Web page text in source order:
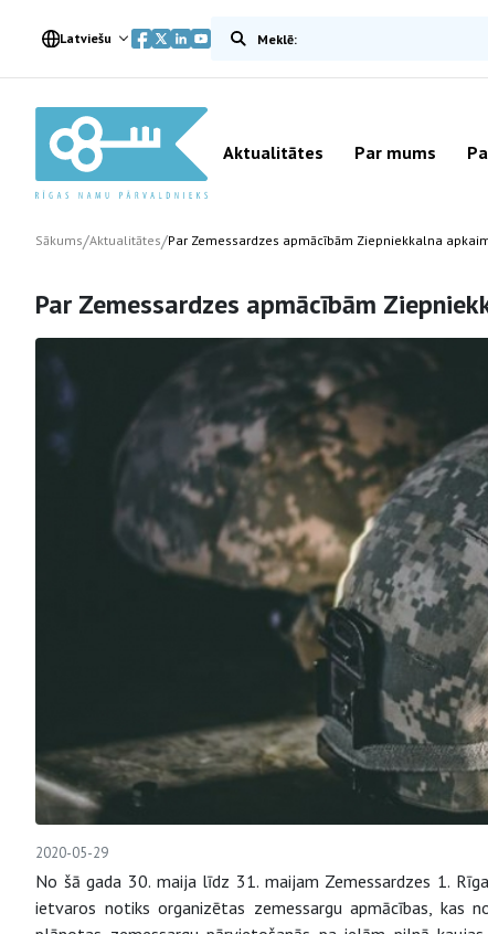
Latviešu Meklēt vietnē
Aktualitātes Par mums
Sākums/Aktualitātes/Par Zemessardzes apmācībām Ziepniekkalna
Par Zemessardzes apmācībām
2020-05-29
No šā gada 30. maija līdz 31. maijam Zemessardzes 1.
ietvaros notiks organizētas zemessargu apmācības, kas